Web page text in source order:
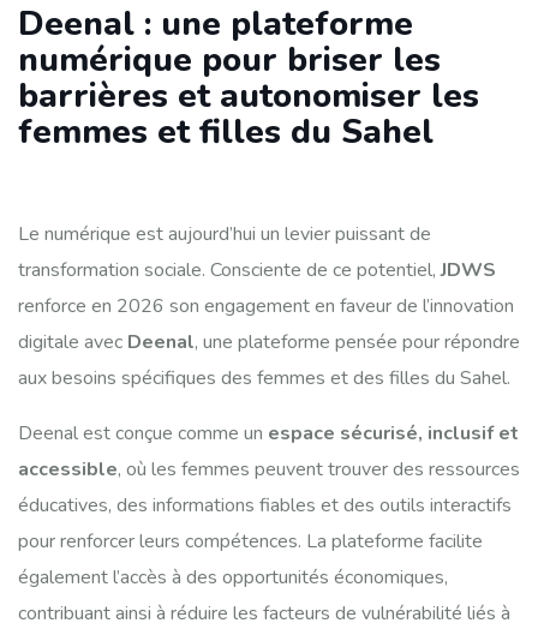
Deenal : une plateforme
numérique pour briser les
barrières et autonomiser les
femmes et filles du Sahel
Le numérique est aujourd’hui un levier puissant de
transformation sociale. Consciente de ce potentiel,JDWS
renforce en 2026 son engagement en faveur de l’innovation
digitale avec Deenal, une plateforme pensée pour répondre
aux besoins spécifiques des femmes et des filles du Sahel.
Deenal est conçue comme un espace sécurisé, inclusif et
accessible, où les femmes peuvent trouver des ressources
éducatives, des informations fiables et des outils interactifs
pour renforcer leurs compétences. La plateforme facilite
également l’accès à des opportunités économiques,
contribuant ainsi à réduire les facteurs de vulnérabilité liés à